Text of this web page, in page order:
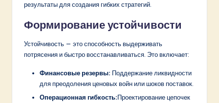
результаты для создания гибких стратегий.
Формирование устойчивости
Устойчивость — это способность выдерживать
потрясения и быстро восстанавливаться. Это включает:
Финансовые резервы: Поддержание ликвидности
для преодоления ценовых войн или шоков поставок.
Операционная гибкость:Проектирование цепочек